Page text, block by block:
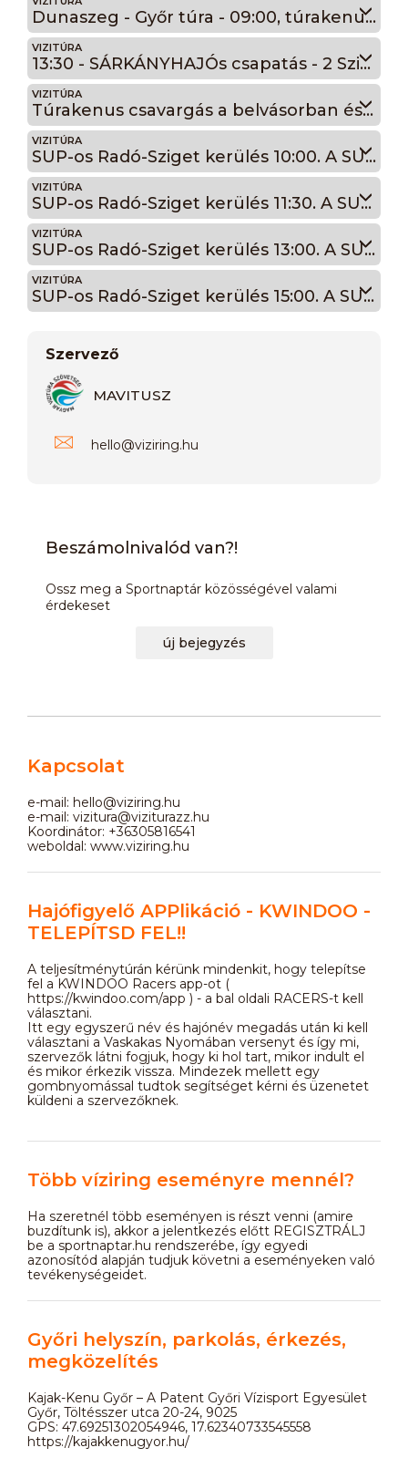
Dunaszeg - Győr túra - 09:00, túrakenukkal. Saját eszköz hozható
VIZITÚRA
13:30 - SÁRKÁNYHAJÓs csapatás - 2 Sziget kerülés - Radó- Csóka-Sziget kör - haladóknak - (15 km)
VIZITÚRA
Túrakenus csavargás a belvásorban és a Szigetek körül - 10:40 - 15:00
VIZITÚRA
SUP-os Radó-Sziget kerülés 10:00. A SUP-ot mi adjuk!
VIZITÚRA
SUP-os Radó-Sziget kerülés 11:30. A SUP-ot mi adjuk!
VIZITÚRA
SUP-os Radó-Sziget kerülés 13:00. A SUP-ot mi adjuk!
VIZITÚRA
SUP-os Radó-Sziget kerülés 15:00. A SUP-ot mi adjuk!
Szervező
MAVITUSZ
hello@viziring.hu
Beszámolnivalód van?!
Ossz meg a Sportnaptár közösségével valami
érdekeset
új bejegyzés
Kapcsolat
e-mail: hello@viziring.hu
e-mail: vizitura@viziturazz.hu
Koordinátor: +36305816541
weboldal: www.viziring.hu
Hajófigyelő APPlikáció - KWINDOO -
TELEPÍTSD FEL!!
A teljesítménytúrán kérünk mindenkit, hogy telepítse
fel a KWINDOO Racers app-ot (
https://kwindoo.com/app ) - a bal oldali RACERS-t kell
választani.
Itt egy egyszerű név és hajónév megadás után ki kell
választani a Vaskakas Nyomában versenyt és így mi,
szervezők látni fogjuk, hogy ki hol tart, mikor indult el
és mikor érkezik vissza. Mindezek mellett egy
gombnyomással tudtok segítséget kérni és üzenetet
küldeni a szervezőknek.
Több víziring eseményre mennél?
Ha szeretnél több eseményen is részt venni (amire
buzdítunk is), akkor a jelentkezés előtt REGISZTRÁLJ
be a sportnaptar.hu rendszerébe, így egyedi
azonosítód alapján tudjuk követni a eseményeken való
tevékenységeidet.
Győri helyszín, parkolás, érkezés,
megközelítés
Kajak-Kenu Győr – A Patent Győri Vízisport Egyesület
Győr, Töltésszer utca 20-24, 9025
GPS: 47.69251302054946, 17.62340733545558
https://kajakkenugyor.hu/